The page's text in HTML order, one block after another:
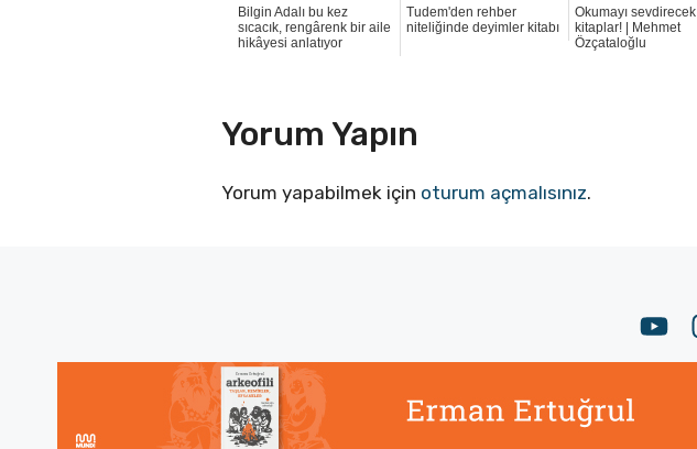
Bilgin Adalı bu kez
sıcacık, rengârenk bir aile
hikâyesi anlatıyor
Tudem'den rehber
niteliğinde deyimler kitabı
Okumayı sevdirecek
kitaplar! | Mehmet
Özçataloğlu
Yorum Yapın
Yorum yapabilmek için oturum açmalısınız.